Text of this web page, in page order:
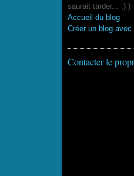
saurait tarder... :) )
Accueil du blog
Créer un blog avec
Contacter le